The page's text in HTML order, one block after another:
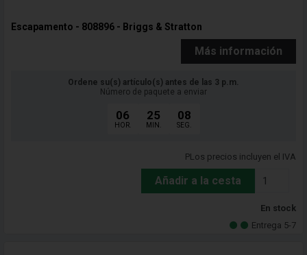
Escapamento - 808896 - Briggs & Stratton
Más información
Ordene su(s) artículo(s) antes de las 3 p.m.
Número de paquete a enviar
06
HOR.
25
MIN.
06
SEG.
PLos precios incluyen el IVA
Añadir a la cesta
En stock
Entrega 5-7